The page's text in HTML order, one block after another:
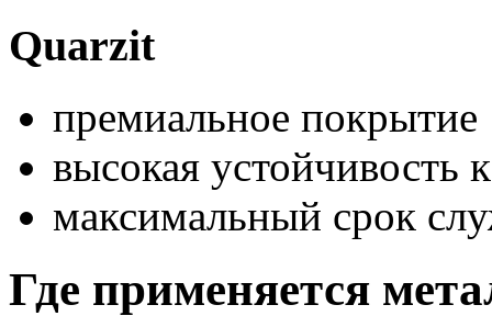
Quarzit
премиальное покрытие
высокая устойчивость
максимальный срок
Где применяется